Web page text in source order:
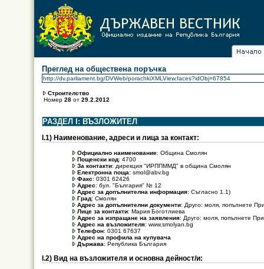
Преглед на обществена поръчка
Строителство
Номер 28 от 29.2.2012
РАЗДЕЛ І: ВЪЗЛОЖИТЕЛ
I.1) Наименование, адреси и лица за контакт:
Официално наименование: Община Смолян
Пощенски код: 4700
За контакти: дирекция "ИРППММД" в община Смолян
Електронна поща: smol@abv.bg
Факс: 0301 62426
Адрес: бул. "България" № 12
Адрес за допълнителна информация: Съгласно 1.1)
Град: Смолян
Адрес за допълнителни документи: Друго: моля, попълнете
Лице за контакти: Мария Боготлиева
Адрес за изпращане на заявления: Друго: моля, попълнете
Адрес на възложителя: www.smolyan.bg
Телефон: 0301 67637
Адрес на профила на купувача
Държава: Република България
I.2) Вид на възложителя и основна дейност/и: